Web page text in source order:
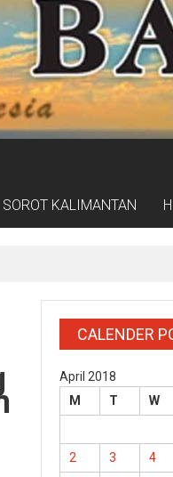
SOROT KALIMANTAN
CALENDER
April 2018
M
T W
2
3 4